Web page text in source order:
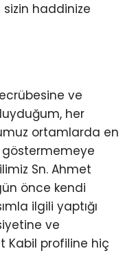
haddinize
ve
her
ortamlarda en
göstermemeye
Sn. Ahmet
önce kendi
ilgili yaptığı
ve
Kabil profiline hiç